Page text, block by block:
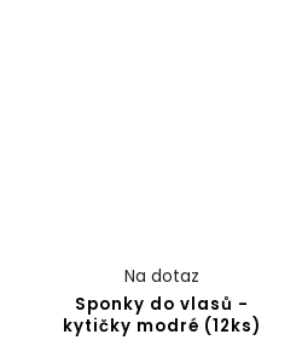
Sponky do vlasů -
kytičky modré (12ks)
Na dotaz